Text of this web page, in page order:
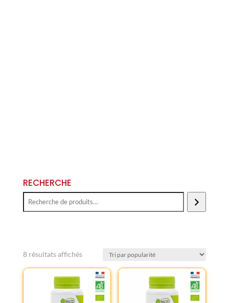
RECHERCHE
8 résultats affichésTrié
par
popularité